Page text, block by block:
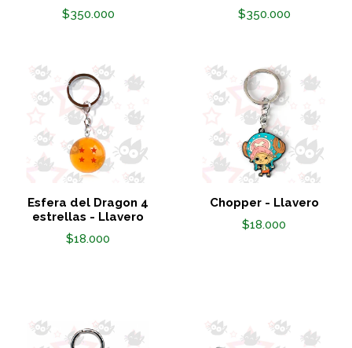
$350.000 $350.000
Esfera del Dragon 4
estrellas - Llavero
$18.000
Chopper - Llavero
$18.000